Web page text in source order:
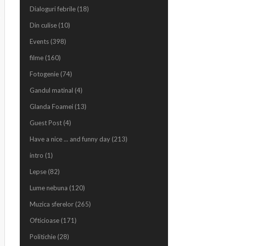
Dialoguri febrile (18)
Din culise (10)
Events (398)
filme (160)
Fotogenie (74)
Gandul matinal (4)
Glanda Foamei (13)
Guest Post (4)
Have a nice ... and funny day (213)
intro (1)
Lepse (82)
Lume nebuna (120)
Muzica sferelor (265)
Ofticioase (171)
Politichie (28)